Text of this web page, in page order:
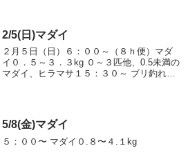
2/5(日)マダイ
２月５日（日）６：００～（８ｈ便）マダ
イ０．５～３．３kg ０～３匹他、0.5未満の
マダイ、ヒラマサ１５：３０～ ブリ釣れま
5/8(金)マダイ
５：００〜 マダイ０.８〜４.１kg